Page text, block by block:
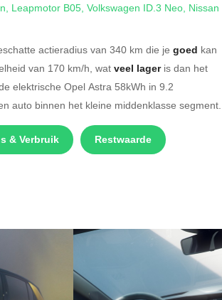
, Leapmotor B05, Volkswagen ID.3 Neo, Nissan
actieradius van 340 km die je goed kan
van 170 km/h, wat veel lageris dan het
elektrische Opel Astra 58kWh in 9.2
auto binnen het kleine middenklasse segment.
& Verbruik Restwaarde